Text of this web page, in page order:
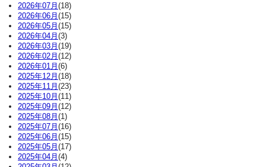
2026年07月 (18)
2026年06月 (15)
2026年05月 (15)
2026年04月 (3)
2026年03月 (19)
2026年02月 (12)
2026年01月 (6)
2025年12月 (18)
2025年11月 (23)
2025年10月 (11)
2025年09月 (12)
2025年08月 (1)
2025年07月 (16)
2025年06月 (15)
2025年05月 (17)
2025年04月 (4)